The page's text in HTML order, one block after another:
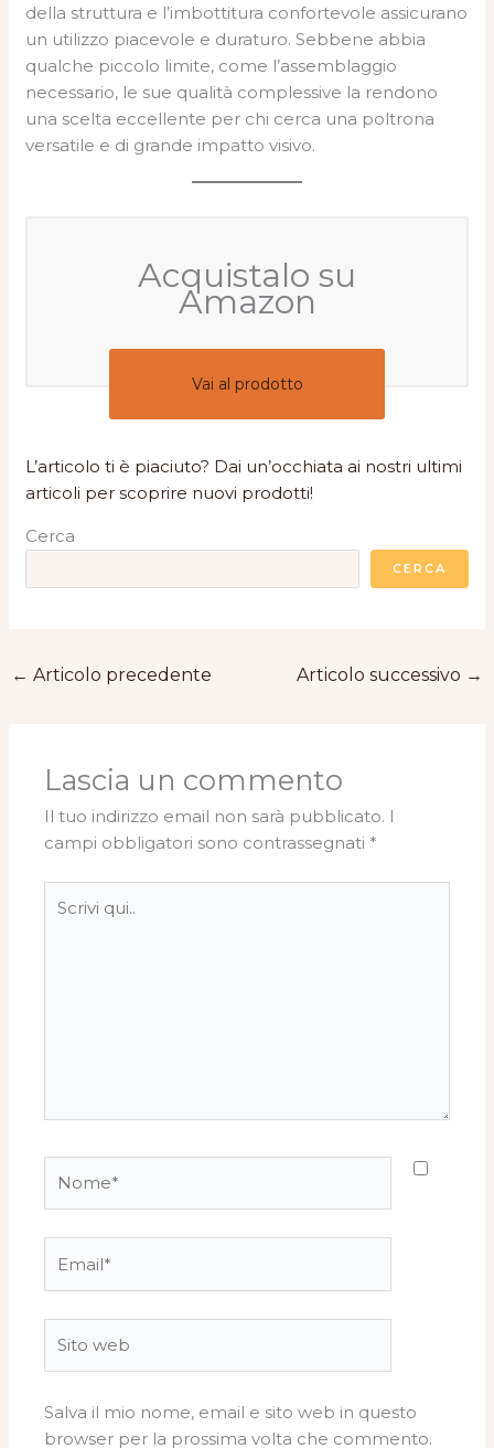
della struttura e l’imbottitura confortevole assicurano
un utilizzo piacevole e duraturo. Sebbene abbia
qualche piccolo limite, come l’assemblaggio
necessario, le sue qualità complessive la rendono
una scelta eccellente per chi cerca una poltrona
versatile e di grande impatto visivo.
Acquistalo su
Amazon
Vai al prodotto
L’articolo ti è piaciuto? Dai un’occhiata ai nostri ultimi
articoli per scoprire nuovi prodotti!
Cerca
CERCA
← Articolo precedente Articolo successivo →
Lascia un commento
Il tuo indirizzo email non sarà pubblicato. I
campi obbligatori sono contrassegnati *
qui..
web
Salva il mio nome, email e sito web in questo
browser per la prossima volta che commento.